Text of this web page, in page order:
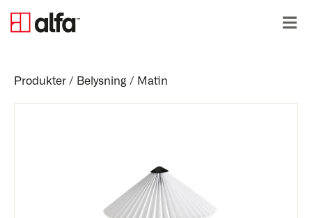
Produkter / Belysning / Matin